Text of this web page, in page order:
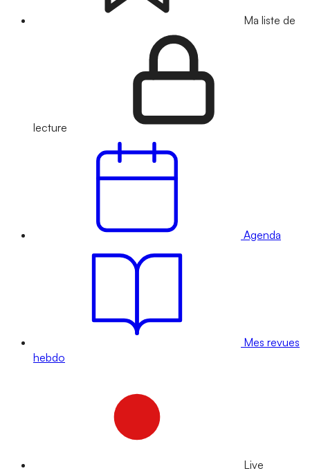
Ma liste de
lecture
Agenda
Mes revues
hebdo
Live